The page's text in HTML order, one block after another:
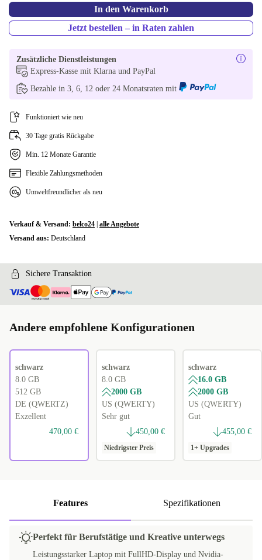
In den Warenkorb
Jetzt bestellen – in Raten zahlen
Zusätzliche Dienstleistungen
Express-Kasse mit Klarna und PayPal
Bezahle in 3, 6, 12 oder 24 Monatsraten mit
Funktioniert wie neu
30 Tage gratis Rückgabe
Min. 12 Monate Garantie
Flexible Zahlungsmethoden
Umweltfreundlicher als neu
Verkauf & Versand: belco24 alle Angebote
Versand aus: Deutschland
Sichere Transaktion
Andere empfohlene Konfigurationen
schwarz
8.0 GB
512 GB
DE (QWERTZ)
Exzellent
470,00 €
schwarz
8.0 GB
2000 GB
US (QWERTY)
Sehr gut
450,00 €
Niedrigster Preis
schwarz
16.0 GB
2000 GB
US (QWERTY)
Gut
455,00 €
1+ Upgrades
Features Spezifikationen
Perfekt für Berufstätige und Kreative unterwegs
Leistungsstarker Laptop mit FullHD-Display und Nvidia-